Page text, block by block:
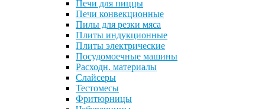
Печи для пиццы
Печи конвекционные
Пилы для резки мяса
Плиты индукционные
Плиты электрические
Посудомоечные машины
Расходн. материалы
Слайсеры
Тестомесы
Фритюрницы